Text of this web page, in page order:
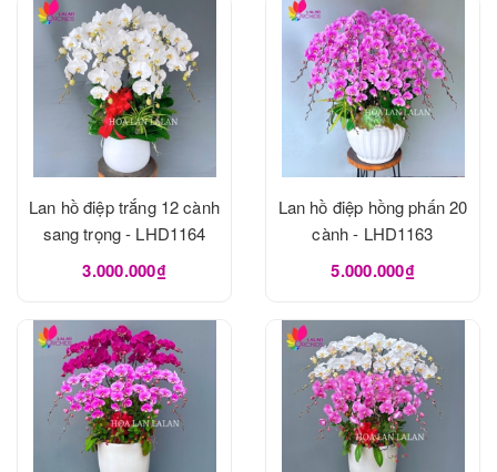
Lan hồ điệp trắng 12 cành
sang trọng - LHD1164
3.000.000₫
Lan hồ điệp hồng phấn 20
cành - LHD1163
5.000.000₫